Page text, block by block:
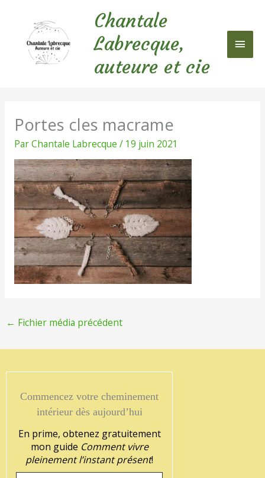
contenu
Chantale
Labrecque,
auteure et cie
Portes cles macrame
ParChantale Labrecque / 19 juin 2021
← Fichier média précédent
Commencez votre cheminement
intérieur dès aujourd’hui
En prime, obtenez gratuitement
mon guide Comment vivre
pleinement l’instant présent!